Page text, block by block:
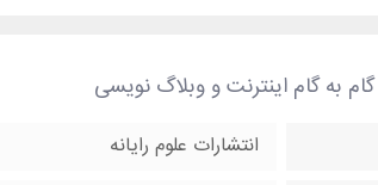
به گام اینترنت و وبلاگ نویسی
انتشارات علوم رایانه